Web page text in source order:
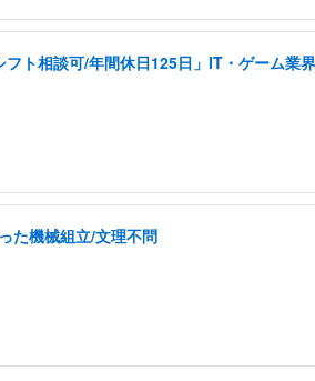
ト相談可/年間休日125日」IT・ゲーム業
た機械組立/文理不問